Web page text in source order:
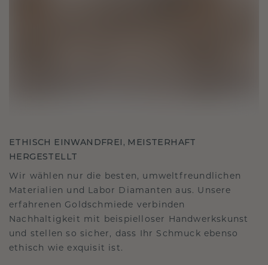
ETHISCH EINWANDFREI, MEISTERHAFT
HERGESTELLT
Wir wählen nur die besten, umweltfreundlichen
Materialien und Labor Diamanten aus. Unsere
erfahrenen Goldschmiede verbinden
Nachhaltigkeit mit beispielloser Handwerkskunst
und stellen so sicher, dass Ihr Schmuck ebenso
ethisch wie exquisit ist.